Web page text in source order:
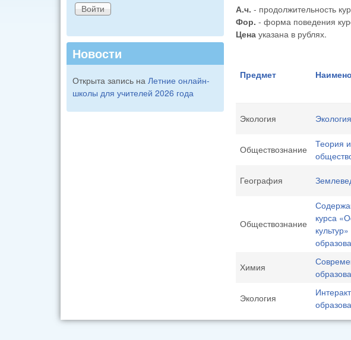
А.ч. - продолжительность
Фор. - форма поведения
Цена указана в рублях.
Предмет
Экология
Обществознание
Теория
География
Обществознание
курса
Химия
Экология
Новости
Открыта запись на Летние онлайн-
школы для учителей 2026 года